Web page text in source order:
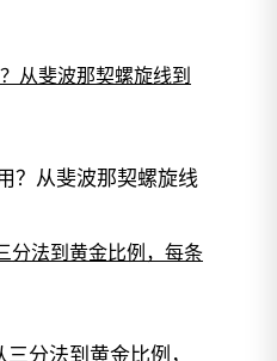
从斐波那契螺旋线到
？从斐波那契螺旋线
分法到黄金比例，每条
分法到黄金比例，